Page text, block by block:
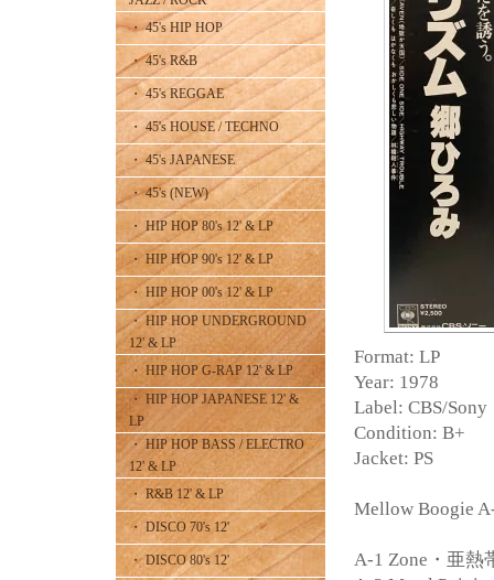
・ 45's HIP HOP
・ 45's R&B
・ 45's REGGAE
・ 45's HOUSE / TECHNO
・ 45's JAPANESE
・ 45's (NEW)
・ HIP HOP 80's 12' & LP
・ HIP HOP 90's 12' & LP
・ HIP HOP 00's 12' & LP
・ HIP HOP UNDERGROUND
12' & LP
・ HIP HOP G-RAP 12' & LP
・ HIP HOP JAPANESE 12' &
LP
・ HIP HOP BASS / ELECTRO
12' & LP
・ R&B 12' & LP
・ DISCO 70's 12'
・ DISCO 80's 12'
Format: LP
Year: 1978
Label: CBS/Sony
Condition: B+
Jacket: PS
Mellow Boogie
A-1 Zone・亜熱